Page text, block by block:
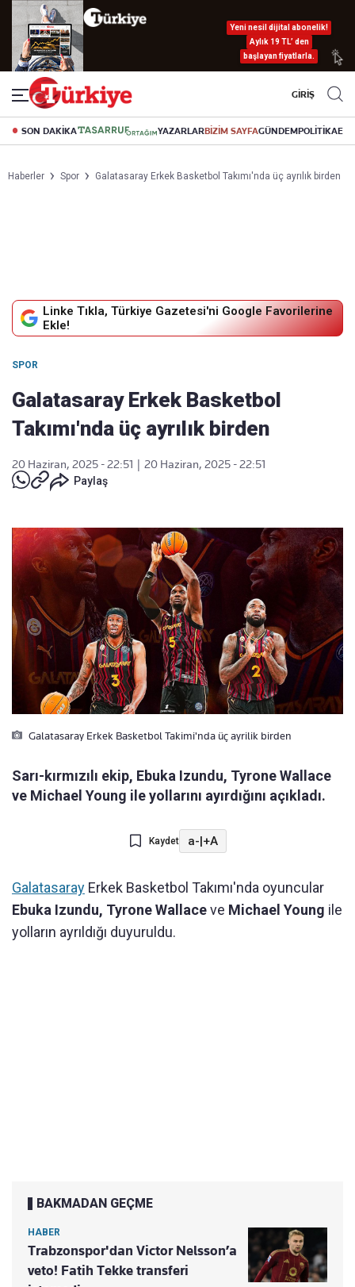
Yeni nesil dijital abonelik!
Aylık 19 TL’ den
başlayan fiyatlarla.
GİRİŞ
SON DAKİKA YAZARLARBİZİM SAYFAGÜNDEMPOLİTİKA
Haberler Spor Galatasaray Erkek Basketbol Takımı'nda üç ayrılık birden
Linke Tıkla, Türkiye Gazetesi'ni Google Favorilerine
Ekle!
SPOR
Galatasaray Erkek Basketbol
Takımı'nda üç ayrılık birden
20 Haziran, 2025 - 22:51
20 Haziran, 2025 - 22:51
Paylaş
Galatasaray Erkek Basketbol Takimi'nda üç ayrilik birden
Sarı-kırmızılı ekip, Ebuka Izundu, Tyrone Wallace
ve Michael Young ile yollarını ayırdığını açıkladı.
Kaydet a-|+A
Galatasaray Erkek Basketbol Takımı'nda oyuncular
Ebuka Izundu, Tyrone Wallaceve Michael Young ile
yolların ayrıldığı duyuruldu.
BAKMADAN GEÇME
HABER
Trabzonspor'dan Victor Nelsson’a
veto! Fatih Tekke transferi